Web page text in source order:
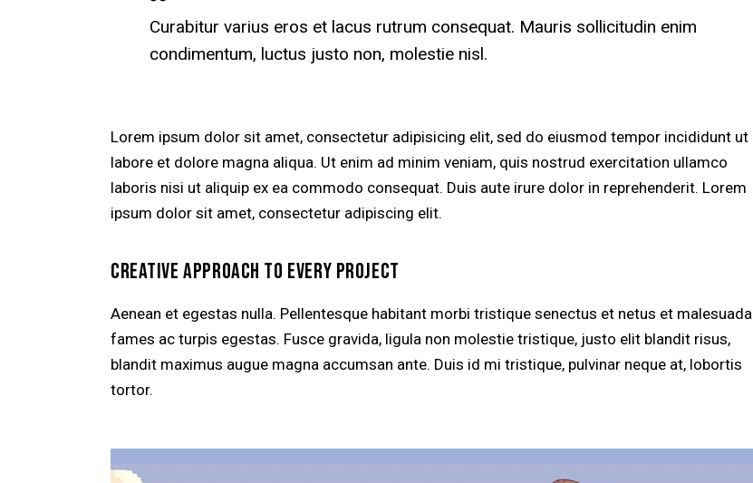
Curabitur varius eros et lacus rutrum consequat. Mauris sollicitudin enim
condimentum, luctus justo non, molestie nisl.
Lorem ipsum dolor sit amet, consectetur adipisicing elit, sed do eiusmod tempor incididunt ut
labore et dolore magna aliqua. Ut enim ad minim veniam, quis nostrud exercitation ullamco
laboris nisi ut aliquip ex ea commodo consequat. Duis aute irure dolor in reprehenderit. Lorem
ipsum dolor sit amet, consectetur adipiscing elit.
CREATIVE APPROACH TO EVERY PROJECT
Aenean et egestas nulla. Pellentesque habitant morbi tristique senectus et netus et malesuada
fames ac turpis egestas. Fusce gravida, ligula non molestie tristique, justo elit blandit risus,
blandit maximus augue magna accumsan ante. Duis id mi tristique, pulvinar neque at, lobortis
tortor.